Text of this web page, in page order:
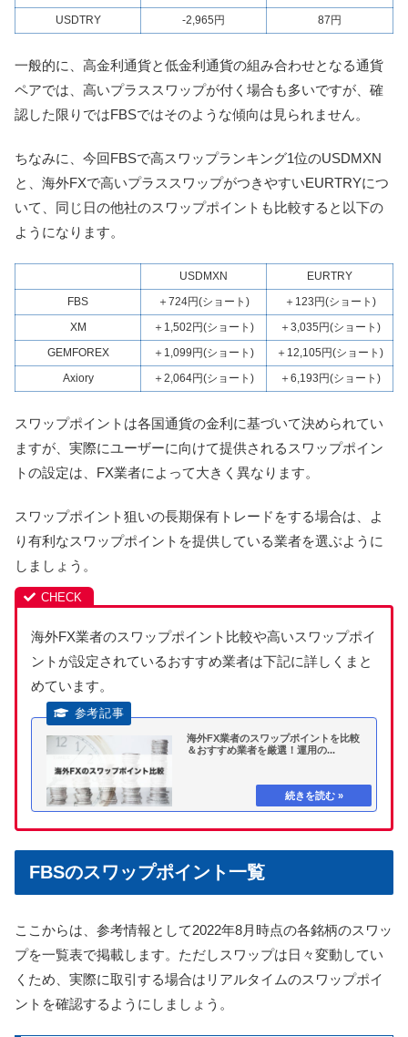
USDTRY
-2,965円 87円
一般的に、高金利通貨と低金利通貨の組み合わせとなる通貨
ペアでは、高いプラススワップが付く場合も多いですが、確
認した限りではFBSではそのような傾向は見られません。
ちなみに、今回FBSで高スワップランキング1位のUSDMXN
と、海外FXで高いプラススワップがつきやすいEURTRYにつ
いて、同じ日の他社のスワップポイントも比較すると以下の
ようになります。
USDMXN
EURTRY
FBS
＋724円(ショート)
＋123円(ショート)
XM
＋1,502円(ショート)
＋3,035円(ショート)
GEMFOREX
＋1,099円(ショート)
＋12,105円(ショート)
Axiory
＋2,064円(ショート) ＋6,193円(ショート)
スワップポイントは各国通貨の金利に基づいて決められてい
ますが、実際にユーザーに向けて提供されるスワップポイン
トの設定は、FX業者によって大きく異なります。
スワップポイント狙いの長期保有トレードをする場合は、よ
り有利なスワップポイントを提供している業者を選ぶように
しましょう。
海外FX業者のスワップポイント比較や高いスワップポイ
ントが設定されているおすすめ業者は下記に詳しくまと
めています。
海外FX業者のスワップポイントを比較
＆おすすめ業者を厳選！運用の...
FBSのスワップポイント一覧
ここからは、参考情報として2022年8月時点の各銘柄のスワッ
プを一覧表で掲載します。ただしスワップは日々変動してい
くため、実際に取引する場合はリアルタイムのスワップポイ
ントを確認するようにしましょう。